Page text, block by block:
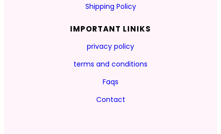
Shipping Policy
IMPORTANT LINIKS
privacy policy
terms and conditions
Faqs
Contact